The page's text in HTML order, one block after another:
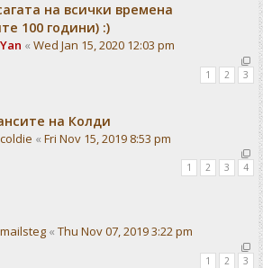
на всички времена
100 години) :)
Yan « Wed Jan 15, 2020 12:03 pm
1 2 3
на Колди
coldie « Fri Nov 15, 2019 8:53 pm
1 2 3 4
mailsteg « Thu Nov 07, 2019 3:22 pm
1 2 3